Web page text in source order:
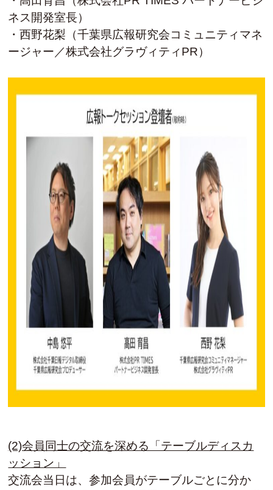
ネス開発室長）
・西野花梨（千葉県広報研究会コミュニティマネ
ージャー／株式会社グラヴィティPR）
(2)会員同士の交流を深める「テーブルディスカ
ッション」
交流会当日は、参加会員がテーブルごとに分か